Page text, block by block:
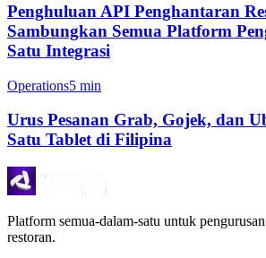
Penghuluan API Penghantaran
Sambungkan Semua Platform
Satu Integrasi
Operations5 min
Urus Pesanan Grab, Gojek, dan
Satu Tablet di Filipina
Platform semua-dalam-satu untuk
restoran.